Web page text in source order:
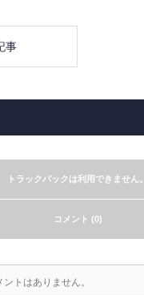
事
トラックバックは利用できません。
コメント (0)
トはありません。